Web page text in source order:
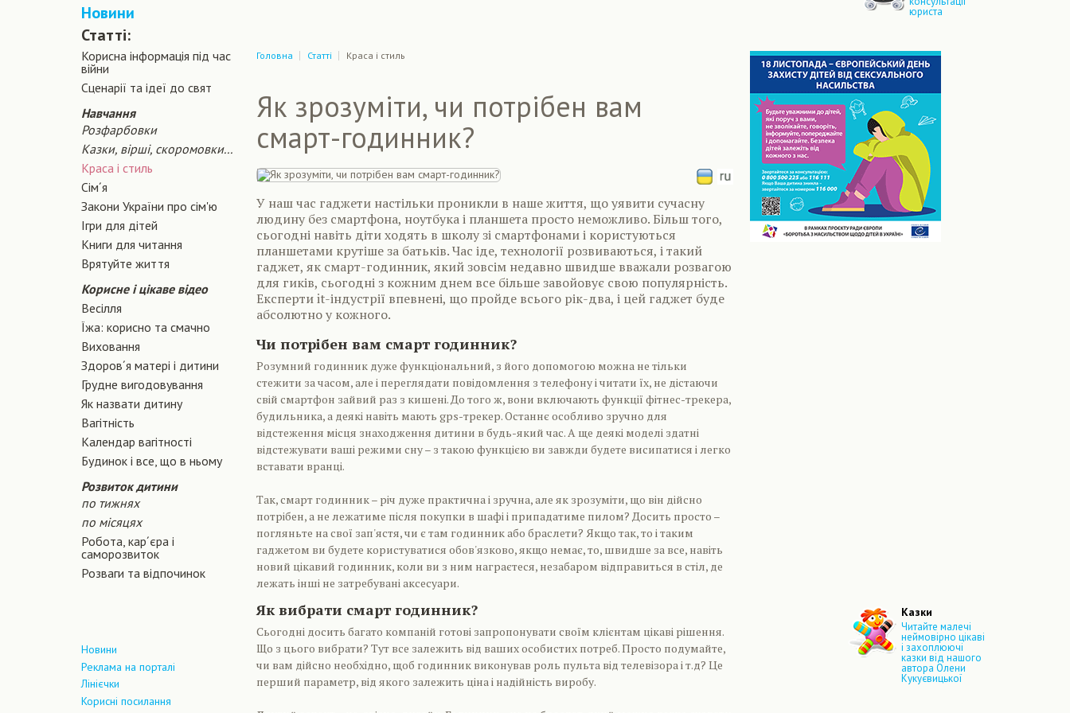
Новини
Статті:
Корисна інформація під час
війни
Сценарiї та iдеї до свят
Навчання
Розфарбовки
Казки, вірші, скоромовки...
Краса і стиль
Сiм´я
Закони України про сiм'ю
Ігри для дітей
Книги для читання
Врятуйте життя
Корисне і цікаве відео
Весілля
Їжа: корисно та смачно
Виховання
Здоров´я матері і дитини
Грудне вигодовування
Як назвати дитину
Вагiтнiсть
Календар вагітності
Будинок і все, що в ньому
Розвиток дитини
по тижнях
по місяцях
Робота, кар´єра і
саморозвиток
Розваги та відпочинок
Новини
Реклама на порталі
Лінієчки
Корисні посилання
юриста
Головна Статті Краса і стиль
Як зрозуміти, чи потрібен вам
смарт-годинник?
У наш час гаджети настільки проникли в наше життя, що уявити сучасну
людину без смартфона, ноутбука і планшета просто неможливо. Більш того,
сьогодні навіть діти ходять в школу зі смартфонами і користуються
планшетами крутіше за батьків. Час іде, технології розвиваються, і такий
гаджет, як смарт-годинник, який зовсім недавно швидше вважали розвагою
для гиків, сьогодні з кожним днем все більше завойовує свою популярність.
Експерти it-індустрії впевнені, що пройде всього рік-два, і цей гаджет буде
абсолютно у кожного.
Чи потрібен вам смарт годинник?
Розумний годинник дуже функціональний, з його допомогою можна не тільки
стежити за часом, але і переглядати повідомлення з телефону і читати їх, не дістаючи
свій смартфон зайвий раз з кишені. До того ж, вони включають функції фітнес-трекера,
будильника, а деякі навіть мають gps-трекер. Останнє особливо зручно для
відстеження місця знаходження дитини в будь-який час. А ще деякі моделі здатні
відстежувати ваші режими сну – з такою функцією ви завжди будете висипатися і легко
вставати вранці.
Так, смарт годинник – річ дуже практична і зручна, але як зрозуміти, що він дійсно
потрібен, а не лежатиме після покупки в шафі і припадатиме пилом? Досить просто –
погляньте на свої зап'ястя, чи є там годинник або браслети? Якщо так, то і таким
гаджетом ви будете користуватися обов'язково, якщо немає, то, швидше за все, навіть
новий цікавий годинник, коли ви з ним награєтеся, незабаром відправиться в стіл, де
лежать інші не затребувані аксесуари.
Як вибрати смарт годинник?
Сьогодні досить багато компаній готові запропонувати своїм клієнтам цікаві рішення.
Що з цього вибрати? Тут все залежить від ваших особистих потреб. Просто подумайте,
чи вам дійсно необхідно, щоб годинник виконував роль пульта від телевізора і т.д? Це
перший параметр, від якого залежить ціна і надійність виробу.
Казки
Читайте малечі
неймовірно цікаві
і захоплюючі
казки від нашого
автора Олени
Кукуєвицької